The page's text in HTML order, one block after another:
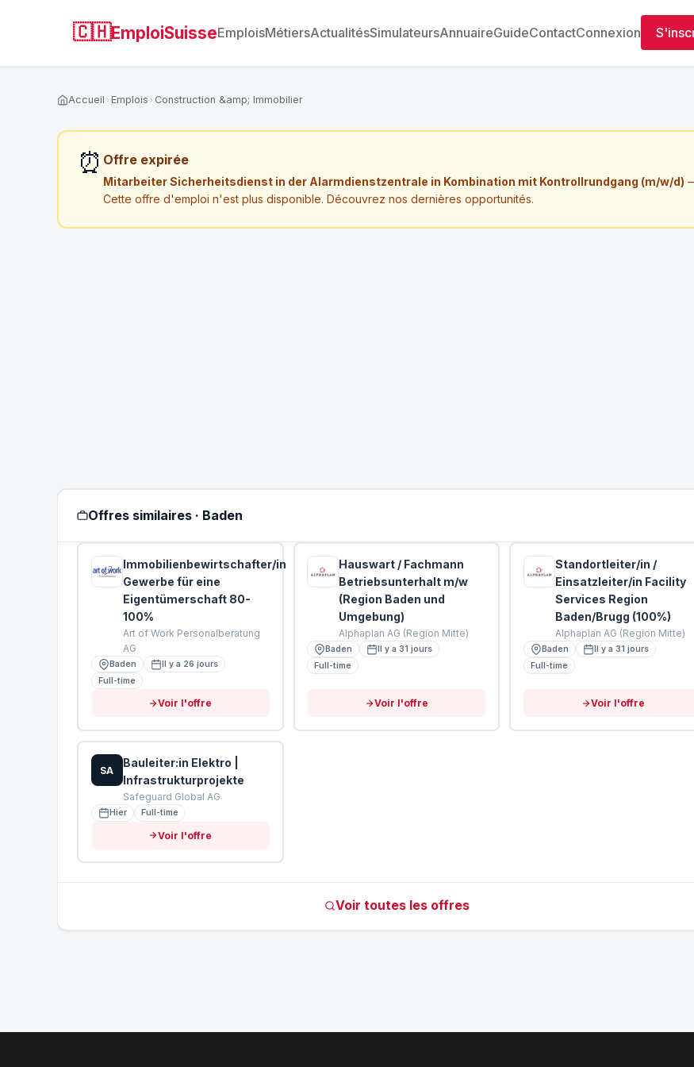
🇨🇭EmploiSuisseEmploisMétiersActualitésSimulateursAnnuaireGuideContactConnexion
Accueil Emplois Construction &amp; Immobilier
⏰ Offre expirée
Mitarbeiter Sicherheitsdienst in der Alarmdienstzentrale in Kombination mit Kontrollrundgang (m/w/d)
Cette offre d'emploi n'est plus disponible. Découvrez nos dernières opportunités.
Offres similaires · Baden
Immobilienbewirtschafter/in
Gewerbe für eine
Eigentümerschaft 80-
100%
Art of Work Personalberatung
AG
Baden
Il y a 26 jours
Full-time
Voir l'offre
Hauswart / Fachmann
Betriebsunterhalt m/w
(Region Baden und
Umgebung)
Alphaplan AG (Region Mitte)
Baden
Il y a 31 jours
Full-time
Voir l'offre
Standortleiter/in /
Einsatzleiter/in Facility
Services Region
Baden/Brugg (100%)
Alphaplan AG (Region Mitte)
Baden
Il y a 31 jours
Full-time
Voir l'offre
SA
Bauleiter:in Elektro |
Infrastrukturprojekte
Safeguard Global AG
Hier Full-time
Voir l'offre
Voir toutes les offres